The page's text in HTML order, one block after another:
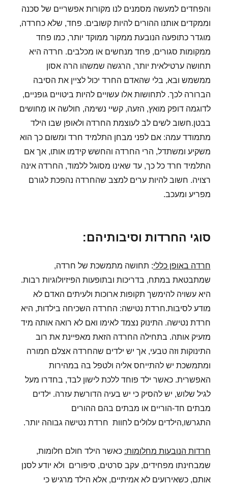
והפחדים למעשה מסמנים לנו מקורות אפשריים של סכנה
וממקדים אותנו ההורים להיות קשובים. פחד, שלא כחרדה,
מוגדר כתופעה הנובעת ממקור ממוקד יותר, כמו פחד
ממקומות סגורים, פחד מנחשים או מכלבים. חרדה היא
תחושה ערטילאית יותר, הרגשה שמשהו הרה אסון
ממשמש ובא, בלי שהאדם החרד יכול לציין את הסיבה
הברורה לכך. לתחושות אלו עשויים להיות ביטויים גופניים,
לדוגמה דופק מואץ, הזעה, קשיי נשימה, חולשה או מֵחושים
בבטן.חשוב לשים לב לעוצמת החרדה ולאופן שבו הילד
מתמודד עמה: אם לפני מבחן התלמיד חרד ומשום כך הוא
משקיע ומשתדל, הרי החרדה והחשש קידמו אותו, אך אם
התלמיד חרד כל כך, עד שאינו מסוגל ללמוד, החרדה אינה
רצויה. חשוב להיות ערים למצב שהחרדה נהפכת לגורם
מפריע ומעכב.
סוגי החרדות וסיבותיהם:
חרדה באופן כללי: תחושה מתמשכת של חרדה,
שמתבטאת במתח, בדריכות ובתופעות הפיזיולוגיות רבות.
היא עשויה להימשך תקופות ארוכות ולעיתים האדם לא
מודע לסיבות.חרדת נטישה: החרדה השכיחה בילדות, היא
חרדת נטישה. התינוק נצמד לאימו ואם לא רואה אותה מיד
מזעיק אותה. בתחילה החרדה הזאת מאפיינת את רוב
התינוקות וזה טבעי, אך יש ילדים שהחרדה אצלם חמורה
ומתמשכת יש להתייחס אליה ולטפל בה במהירות
האפשרית. כאשר ילד פוחד ללכת לישון לבד, בחדרו מעל
לגיל שלוש, יש להסיק כי יש בעיה הדורשת עזרה. ילדים
מבתים חד-הוריים או מבתים בהם ההורים
התגרשו,הילדים עלולים לחוות חרדת נטישה גבוהה יותר.
חרדות הנובעות מחלומות: כאשר הילד חולם חלומות,
שמבחינתו מפחידים, עקב סרטים, סיפורים ולא יודע לסנן
אותם, כשאירועים לא אמיתיים, אלא הילד מרגיש כי